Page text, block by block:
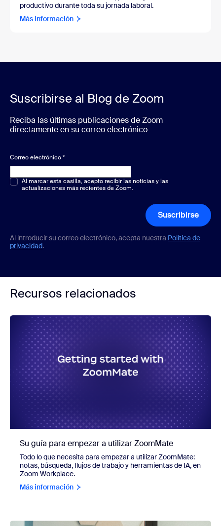
productivo durante toda su jornada laboral.
Más información
Suscribirse al Blog de Zoom
Reciba las últimas publicaciones de Zoom
directamente en su correo electrónico
Correo electrónico*
Opción múltiple o única*
Al marcar esta casilla, acepto recibir las noticias y las
actualizaciones más recientes de Zoom.
Suscribirse
Al introducir su correo electrónico, acepta nuestra Política de
privacidad.
Recursos relacionados
Su guía para empezar a utilizar ZoomMate
Todo lo que necesita para empezar a utilizar ZoomMate:
notas, búsqueda, flujos de trabajo y herramientas de IA, en
Zoom Workplace.
Más información